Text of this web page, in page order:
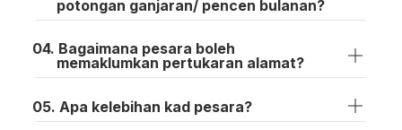
potongan ganjaran/ pencen bulanan?
Bagaimana pesara boleh
memaklumkan pertukaran alamat?
Apa kelebihan kad pesara?